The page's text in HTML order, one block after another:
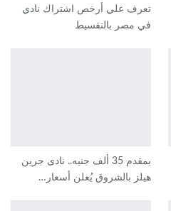
تعرف علي أرخص اشتراك نادي
في مصر بالتقسيط
بمقدم 35 ألف جنيه.. نادى جرين
هيلز بالشروق يُعلن أسعار…